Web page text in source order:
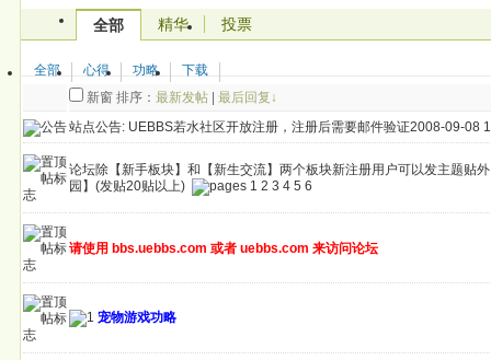
全部 精华 投票
全部 心得 功略
下载
新窗 排序： 最新发帖| 最后回复↓
站点公告: UEBBS若水社区开放注册，注册后需要邮件验证2008-09-08
论坛除【新手板块】和【新生交流】两个板块新注册用户可以发主题贴
园】(发贴20贴以上)
1 2 3 4 5 6
请使用 bbs.uebbs.com 或者 uebbs.com 来访问论坛
宠物游戏功略